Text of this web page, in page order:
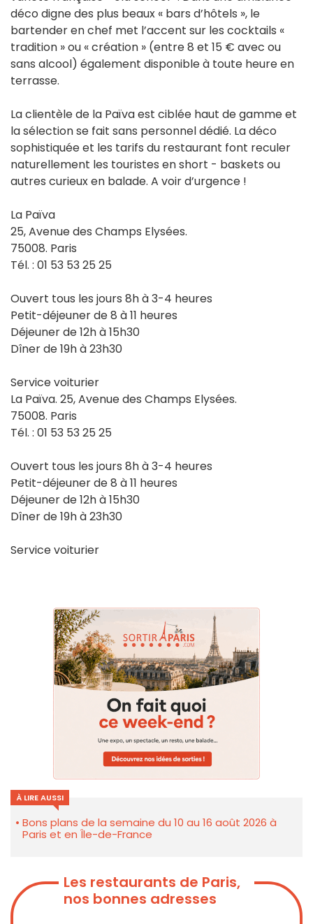
déco digne des plus beaux « bars d’hôtels », le
bartender en chef met l’accent sur les cocktails «
tradition » ou « création » (entre 8 et 15 € avec ou
sans alcool) également disponible à toute heure en
terrasse.
La clientèle de la Païva est ciblée haut de gamme et
la sélection se fait sans personnel dédié. La déco
sophistiquée et les tarifs du restaurant font reculer
naturellement les touristes en short - baskets ou
autres curieux en balade. A voir d’urgence !
La Païva
25, Avenue des Champs Elysées.
75008. Paris
Tél. : 01 53 53 25 25
Ouvert tous les jours 8h à 3-4 heures
Petit-déjeuner de 8 à 11 heures
Déjeuner de 12h à 15h30
Dîner de 19h à 23h30
Service voiturier
La Païva. 25, Avenue des Champs Elysées.
75008. Paris
Tél. : 01 53 53 25 25
Ouvert tous les jours 8h à 3-4 heures
Petit-déjeuner de 8 à 11 heures
Déjeuner de 12h à 15h30
Dîner de 19h à 23h30
Service voiturier
À LIRE AUSSI
Bons plans de la semaine du 10 au 16 août 2026 à
Paris et en Île-de-France
Les restaurants de Paris,
nos bonnes adresses